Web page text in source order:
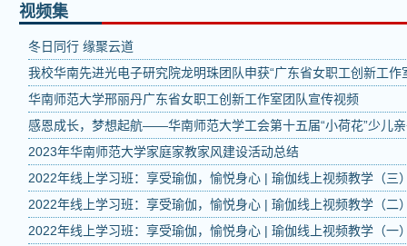
视频集
冬日同行 缘聚云道
我校华南先进光电子研究院龙明珠团队申获“广东省女职工创新工作
华南师范大学邢丽丹广东省女职工创新工作室团队宣传视频
感恩成长，梦想起航——华南师范大学工会第十五届“小荷花”少儿
2023年华南师范大学家庭家教家风建设活动总结
2022年线上学习班：享受瑜伽，愉悦身心 | 瑜伽线上视频教学（三
2022年线上学习班：享受瑜伽，愉悦身心 | 瑜伽线上视频教学（二
2022年线上学习班：享受瑜伽，愉悦身心 | 瑜伽线上视频教学（一